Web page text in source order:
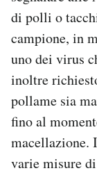
di polli o
campione, in
uno dei virus
inoltre
pollame sia
fino al
macellazione.
varie misure